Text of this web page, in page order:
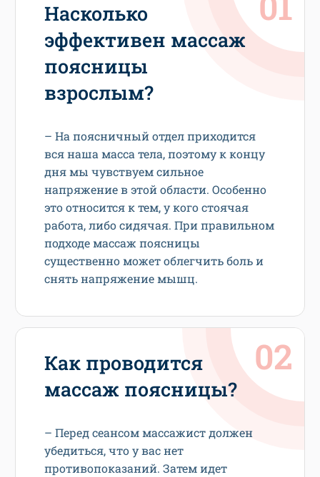
Насколько
эффективен массаж
поясницы
взрослым?
– На поясничный отдел приходится
вся наша масса тела, поэтому к концу
дня мы чувствуем сильное
напряжение в этой области. Особенно
это относится к тем, у кого стоячая
работа, либо сидячая. При правильном
подходе массаж поясницы
существенно может облегчить боль и
снять напряжение мышц.
Как проводится
массаж поясницы?
– Перед сеансом массажист должен
убедиться, что у вас нет
противопоказаний. Затем идет